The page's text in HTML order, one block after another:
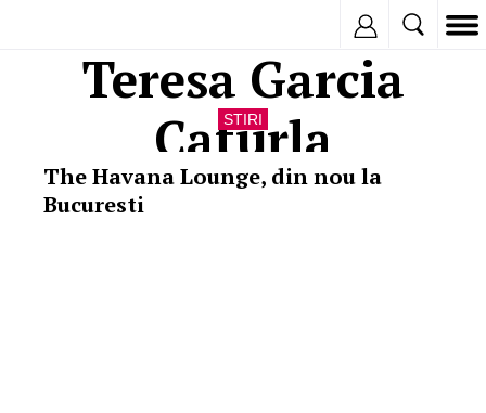
Teresa Garcia
Caturla
STIRI
The Havana Lounge, din nou la
Bucuresti